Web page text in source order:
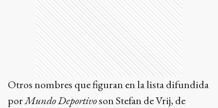
Otros nombres que figuran en la lista difundida
porMundo Deportivoson Stefan de Vrij, de